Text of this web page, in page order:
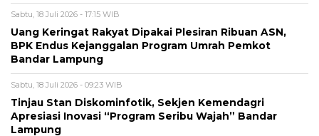
Sabtu, 18 Juli 2026 - 17:15 WIB
Uang Keringat Rakyat Dipakai Plesiran Ribuan ASN,
BPK Endus Kejanggalan Program Umrah Pemkot
Bandar Lampung
Sabtu, 18 Juli 2026 - 09:23 WIB
Tinjau Stan Diskominfotik, Sekjen Kemendagri
Apresiasi Inovasi “Program Seribu Wajah” Bandar
Lampung